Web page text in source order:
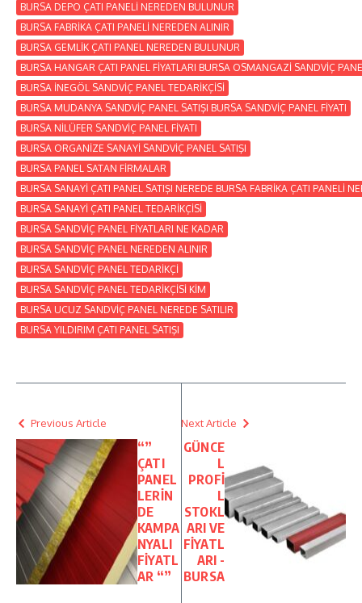
BURSA DEPO ÇATI PANELİ NEREDEN BULUNUR
BURSA FABRİKA ÇATI PANELİ NEREDEN ALINIR
BURSA GEMLİK ÇATI PANEL NEREDEN BULUNUR
BURSA HANGAR ÇATI PANEL FİYATLARI BURSA OSMANGAZİ SANDVİÇ
BURSA İNEGÖL SANDVİÇ PANEL TEDARİKÇİSİ
BURSA MUDANYA SANDVİÇ PANEL SATIŞI BURSA SANDVİÇ PANEL FİYATI
BURSA NİLÜFER SANDVİÇ PANEL FİYATI
BURSA ORGANİZE SANAYİ SANDVİÇ PANEL SATIŞI
BURSA PANEL SATAN FİRMALAR
BURSA SANAYİ ÇATI PANEL SATIŞI NEREDE BURSA FABRİKA ÇATI PANELİ
BURSA SANAYİ ÇATI PANEL TEDARİKÇİSİ
BURSA SANDVİÇ PANEL FİYATLARI NE KADAR
BURSA SANDVİÇ PANEL NEREDEN ALINIR
BURSA SANDVİÇ PANEL TEDARİKÇİ
BURSA SANDVİÇ PANEL TEDARİKÇİSİ KİM
BURSA UCUZ SANDVİÇ PANEL NEREDE SATILIR
BURSA YILDIRIM ÇATI PANEL SATIŞI
Previous Article
“”
ÇATI
PANEL
LERİN
DE
KAMPA
NYALI
FİYATL
AR “”
Next Article
GÜNCE
L
PROFİ
L
STOKL
ARI VE
FİYATL
ARI -
BURSA